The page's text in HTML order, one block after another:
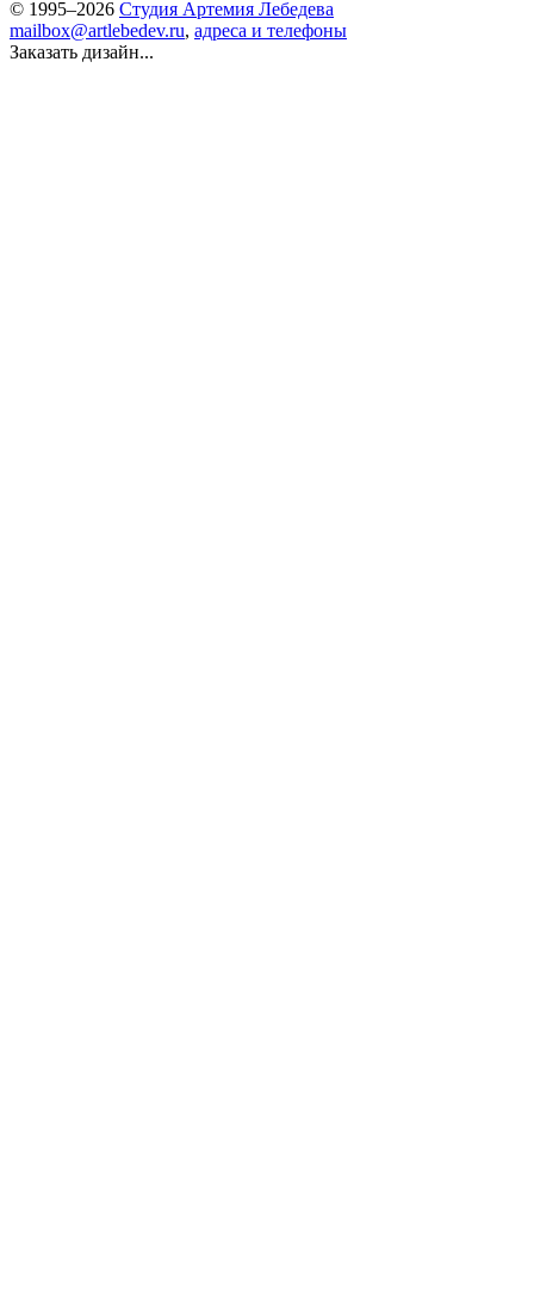
© 1995–2026 Студия Артемия Лебедева
mailbox@artlebedev.ru, адреса и телефоны
Заказать дизайн...